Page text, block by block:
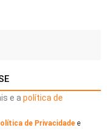
e a política de
de Privacidade e